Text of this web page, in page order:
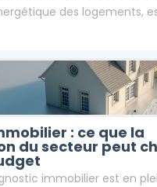
des logements,
: ce que la
du secteur peut
immobilier est en